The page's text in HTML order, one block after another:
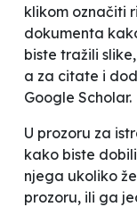
klikom označiti
dokumenta
biste tražili
a za citate i
Google Scholar.
U prozoru za
kako biste
njega ukoliko
prozoru, ili ga